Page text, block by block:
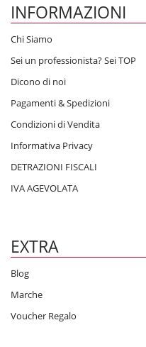
INFORMAZIONI
Chi Siamo
Sei un professionista? Sei TOP
Dicono di noi
Pagamenti & Spedizioni
Condizioni di Vendita
Informativa Privacy
DETRAZIONI FISCALI
IVA AGEVOLATA
EXTRA
Blog
Marche
Voucher Regalo